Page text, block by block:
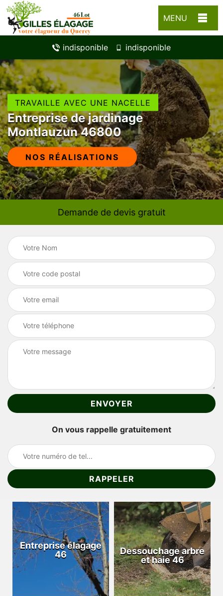
MENU
indisponible indisponible
TRAVAILLE AVEC UNE NACELLE
Entreprise de jardinage
Montlauzun 46800
NOS RÉALISATIONS
Demande de devis gratuit
On vous rappelle gratuitement
Entreprise élagage
46
Dessouchage arbre
et haie 46